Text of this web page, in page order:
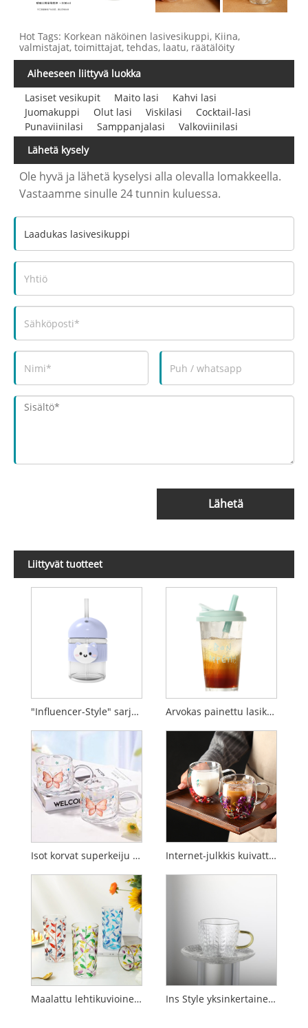
Hot Tags: Korkean näköinen lasivesikuppi, Kiina,
valmistajat, toimittajat, tehdas, laatu, räätälöity
Aiheeseen liittyvä luokka
Lasiset vesikupit
Maito lasi
Kahvi lasi
Juomakuppi
Olut lasi Viskilasi
Cocktail-lasi
Punaviinilasi
Samppanjalasi
Valkoviinilasi
Lähetä kysely
Ole hyvä ja lähetä kyselysi alla olevalla lomakkeella.
Vastaamme sinulle 24 tunnin kuluessa.
Lähetä
Liittyvät tuotteet
"Influencer-Style" sarjakuva lasivesikuppi oljilla lapsille (Instagram Aesthetic) Arvokas painettu lasikuppi kannella ja pillillä
Isot korvat superkeiju perhonen lasikuppi Internet-julkkis kuivattu kukka kaksikerroksinen lasivesikuppi
Maalattu lehtikuvioinen kristallilasi Ins Style yksinkertainen lasivesikuppi